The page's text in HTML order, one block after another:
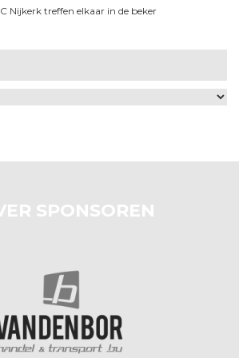
Nijkerk treffen elkaar in de beker
SPONSOREN